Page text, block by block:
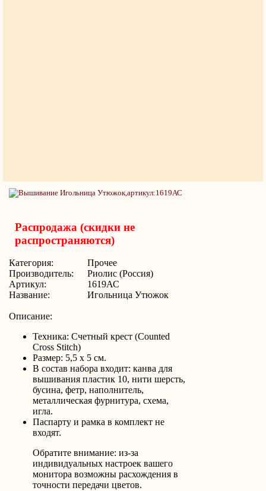
Распродажа (скидки не
распространяются)
Категория:
Прочее
Производитель:
Риолис (Россия)
Артикул:
1619АС
Название:
Игольница Утюжок
Описание:
Техника: Счетный крест (Counted
Cross Stitch)
Размер: 5,5 х 5 см.
В состав набора входит: канва для
вышивания пластик 10, нити шерсть,
бусина, фетр, наполнитель,
металлическая фурнитура, схема,
игла.
Паспарту и рамка в комплект не
входят.
Обратите внимание: из-за
индивидуальных настроек вашего
монитора возможны расхождения в
точности передачи цветов.